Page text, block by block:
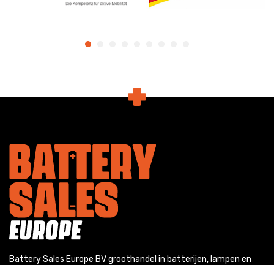
Battery Sales Europe BV groothandel in batterijen, lampen en